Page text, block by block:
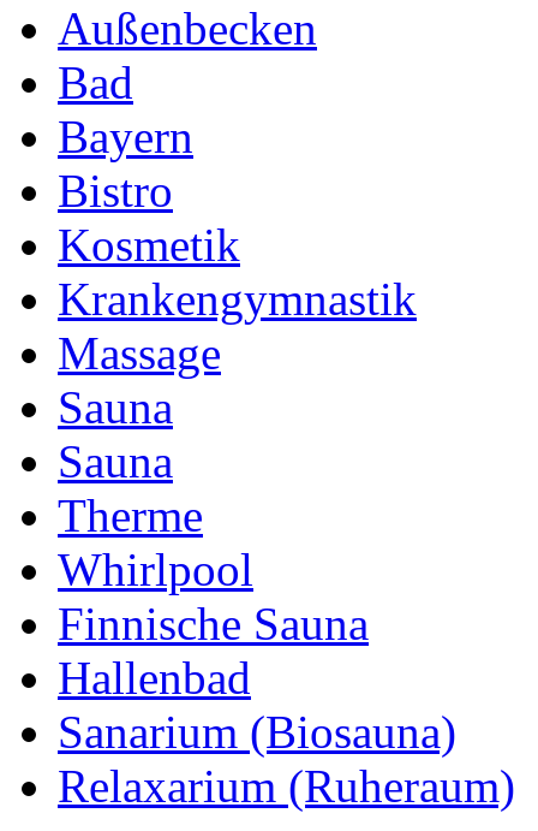
Außenbecken
Bad
Bayern
Bistro
Kosmetik
Krankengymnastik
Massage
Sauna
Sauna
Therme
Whirlpool
Finnische Sauna
Hallenbad
Sanarium (Biosauna)
Relaxarium (Ruheraum)